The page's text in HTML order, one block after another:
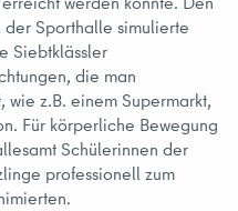
Sporthalle simulierte
Siebtklässler
die man
z.B. einem Supermarkt,
Für körperliche Bewegung
Schülerinnen der
professionell zum